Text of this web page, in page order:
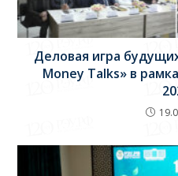
Деловая игра
Money Talks» в